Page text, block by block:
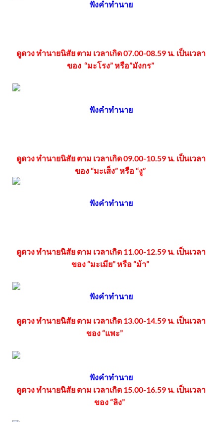
ฟังคำทำนาย
ดูดวง ทำนายนิสัย ตาม เวลาเกิด 07.00-08.59 น. เป็นเวลา
ของ “มะโรง” หรือ”มังกร”
ฟังคำทำนาย
ดูดวง ทำนายนิสัย ตาม เวลาเกิด 09.00-10.59 น. เป็นเวลา
ของ “มะเส็ง” หรือ “งู”
ฟังคำทำนาย
ดูดวง ทำนายนิสัย ตาม เวลาเกิด 11.00-12.59 น. เป็นเวลา
ของ “มะเมีย” หรือ “ม้า”
ฟังคำทำนาย
ดูดวง ทำนายนิสัย ตาม เวลาเกิด 13.00-14.59 น. เป็นเวลา
ของ “แพะ”
ฟังคำทำนาย
ดูดวง ทำนายนิสัย ตาม เวลาเกิด 15.00-16.59 น. เป็นเวลา
ของ “ลิง”